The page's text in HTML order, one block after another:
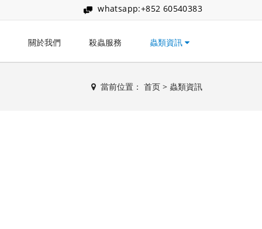
whatsapp:+852 60540383
關於我們 殺蟲服務 蟲類資訊
當前位置： 首页 > 蟲類資訊